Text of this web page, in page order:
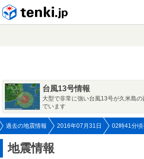
台風13号情報
大型で非常に強い台風13号が久米島
でいます
過去の地震情報 2016年07月31日 02時41分
地震情報